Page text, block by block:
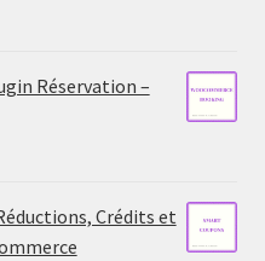
Réservation –
Crédits et